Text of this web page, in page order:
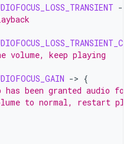
-
volume, keep playing
-> {
has been granted audio
to normal, restart